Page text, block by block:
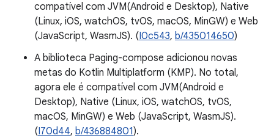
compatível com JVM(Android e Desktop), Native
(Linux, iOS, watchOS, tvOS, macOS, MinGW) e Web
(JavaScript, WasmJS). (I0c543, b/435014650)
A biblioteca Paging-compose adicionou novas
metas do Kotlin Multiplatform (KMP). No total,
agora ele é compatível com JVM(Android e
Desktop), Native (Linux, iOS, watchOS, tvOS,
macOS, MinGW) e Web (JavaScript, WasmJS).
(I70d44, b/436884801).